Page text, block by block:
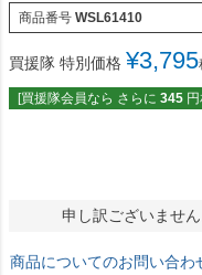
商品番号 WSL61410
買援隊 特別価格 ¥3,795
[買援隊会員なら さらに 345
申し訳ございませ
商品についてのお問い合わ